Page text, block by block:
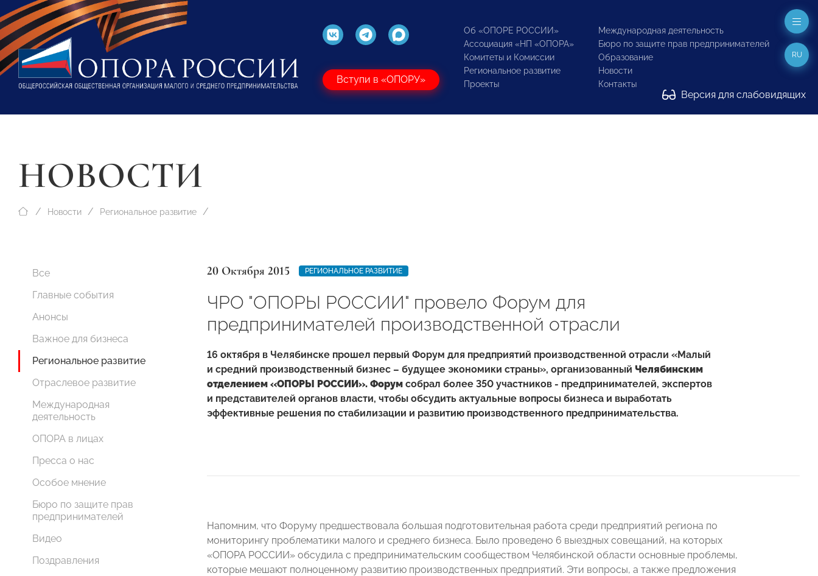
Вступи в «ОПОРУ»
Об «ОПОРЕ РОССИИ»
Ассоциация «НП «ОПОРА»
Комитеты и Комиссии
Региональное развитие
Проекты
Международная деятельность
Бюро по защите прав предпринимателей
Образование
Новости
Контакты
Версия для слабовидящих
RU
НОВОСТИ
Новости Региональное развитие
Все
Главные события
Анонсы
Важное для бизнеса
Региональное развитие
Отраслевое развитие
Международная
деятельность
ОПОРА в лицах
Пресса о нас
Особое мнение
Бюро по защите прав
предпринимателей
Видео
Поздравления
20 Октября 2015 РЕГИОНАЛЬНОЕ РАЗВИТИЕ
ЧРО "ОПОРЫ РОССИИ" провело Форум для
предпринимателей производственной отрасли
16 октября в Челябинске прошел первый Форум для предприятий производственной отрасли «Малый
и средний производственный бизнес – будущее экономики страны», организованный Челябинским
отделением «ОПОРЫ РОССИИ». Форум собрал более 350 участников - предпринимателей, экспертов
и представителей органов власти, чтобы обсудить актуальные вопросы бизнеса и выработать
эффективные решения по стабилизации и развитию производственного предпринимательства.
Напомним, что Форуму предшествовала большая подготовительная работа среди предприятий региона по
мониторингу проблематики малого и среднего бизнеса. Было проведено 6 выездных совещаний, на которых
«ОПОРА РОССИИ» обсудила с предпринимательским сообществом Челябинской области основные проблемы,
которые мешают полноценному развитию производственных предприятий. Эти вопросы, а также предложения